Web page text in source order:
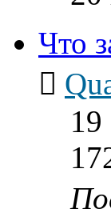
Что
19